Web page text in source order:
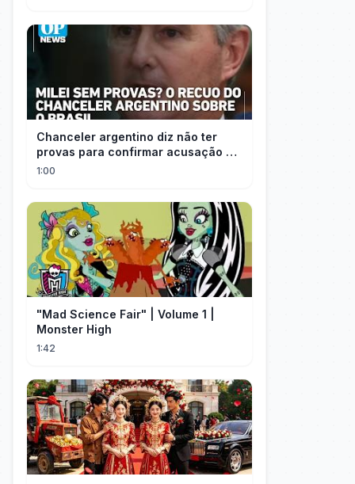
Chanceler argentino diz não ter
provas para confirmar acusação de
Milei contra Brasil | OP News
1:00
"Mad Science Fair" | Volume 1 |
Monster High
1:42